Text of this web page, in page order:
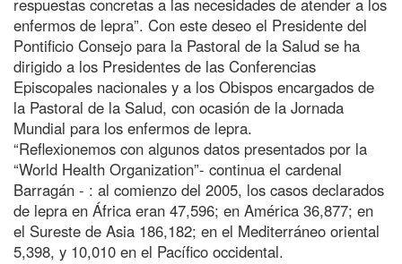
enfermos de lepra”. Con este deseo el Presidente del
Pontificio Consejo para la Pastoral de la Salud se ha
dirigido a los Presidentes de las Conferencias
Episcopales nacionales y a los Obispos encargados de
la Pastoral de la Salud, con ocasión de la Jornada
Mundial para los enfermos de lepra.
“Reflexionemos con algunos datos presentados por la
“World Health Organization”- continua el cardenal
Barragán - : al comienzo del 2005, los casos declarados
de lepra en África eran 47,596; en América 36,877; en
el Sureste de Asia 186,182; en el Mediterráneo oriental
5,398, y 10,010 en el Pacífico occidental.